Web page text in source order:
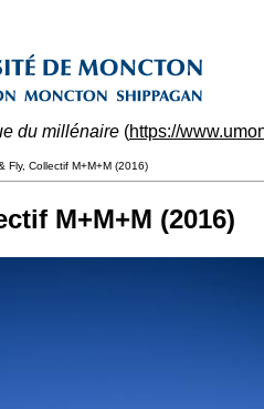
du millénaire (https://
Fly, Collectif M+M+M (2016)
M+M+M (2016)